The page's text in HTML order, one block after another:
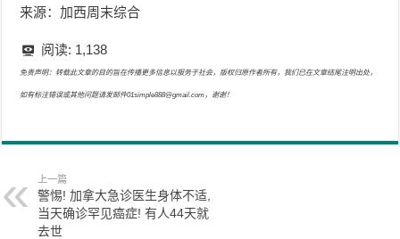
来源：加西周末综合
阅读: 1,138
免责声明：转载此文章的目的旨在传播更多信息以服务于社会，版权归原作者所有，我们已在文章结尾注明出处，
如有标注错误或其他问题请发邮件01simple888@gmail.com，谢谢！
上一篇
警惕! 加拿大急诊医生身体不适,
当天确诊罕见癌症! 有人44天就
去世